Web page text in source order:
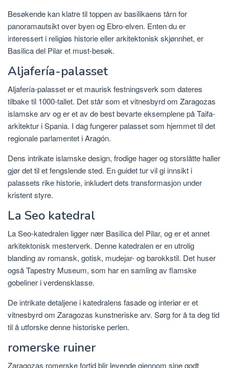
Besøkende kan klatre til toppen av basilikaens tårn for
panoramautsikt over byen og Ebro-elven. Enten du er
interessert i religiøs historie eller arkitektonisk skjønnhet, er
Basilica del Pilar et must-besøk.
Aljafería-palasset
Aljafería-palasset er et maurisk festningsverk som dateres
tilbake til 1000-tallet. Det står som et vitnesbyrd om Zaragozas
islamske arv og er et av de best bevarte eksemplene på Taifa-
arkitektur i Spania. I dag fungerer palasset som hjemmet til det
regionale parlamentet i Aragón.
Dens intrikate islamske design, frodige hager og storslåtte haller
gjør det til et fengslende sted. En guidet tur vil gi innsikt i
palassets rike historie, inkludert dets transformasjon under
kristent styre.
La Seo katedral
La Seo-katedralen ligger nær Basilica del Pilar, og er et annet
arkitektonisk mesterverk. Denne katedralen er en utrolig
blanding av romansk, gotisk, mudejar- og barokkstil. Det huser
også Tapestry Museum, som har en samling av flamske
gobeliner i verdensklasse.
De intrikate detaljene i katedralens fasade og interiør er et
vitnesbyrd om Zaragozas kunstneriske arv. Sørg for å ta deg tid
til å utforske denne historiske perlen.
romerske ruiner
Zaragozas romerske fortid blir levende gjennom sine godt